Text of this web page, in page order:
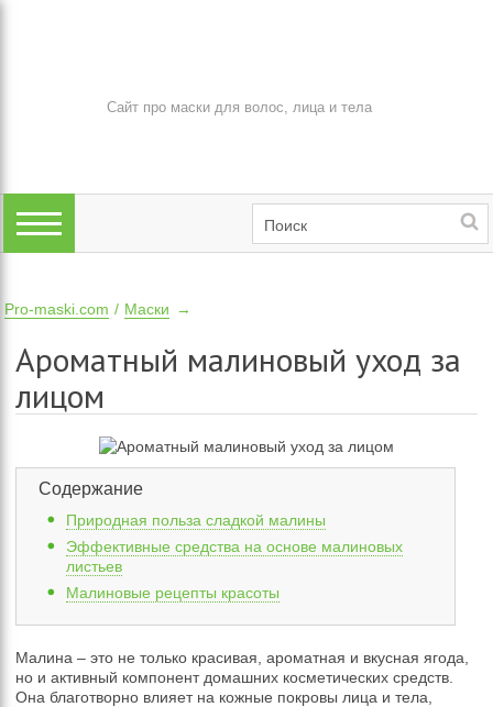
Сайт про маски для волос, лица и тела
Pro-maski.com Маски
Ароматный малиновый уход за
лицом
Содержание
Природная польза сладкой малины
Эффективные средства на основе малиновых
листьев
Малиновые рецепты красоты
Малина – это не только красивая, ароматная и вкусная ягода,
но и активный компонент домашних косметических средств.
Она благотворно влияет на кожные покровы лица и тела,